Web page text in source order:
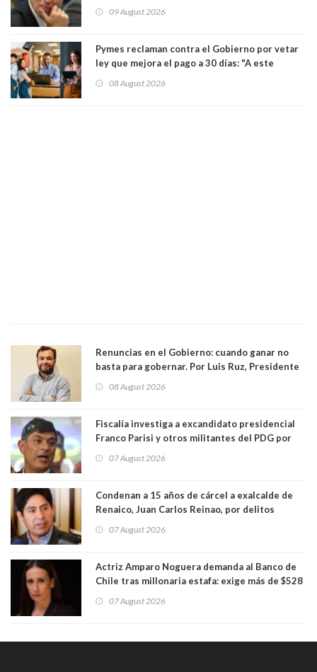
09 August 2026
Pymes reclaman contra el Gobierno por vetar
ley que mejora el pago a 30 días: "A este
medianas empresas"
08 August 2026
Renuncias en el Gobierno: cuando ganar no
basta para gobernar. Por Luis Ruz, Presidente
08 August 2026
Fiscalía investiga a excandidato presidencial
Franco Parisi y otros militantes del PDG por
07 August 2026
Condenan a 15 años de cárcel a exalcalde de
Renaico, Juan Carlos Reinao, por delitos
07 August 2026
Actriz Amparo Noguera demanda al Banco de
Chile tras millonaria estafa: exige más de $528
07 August 2026